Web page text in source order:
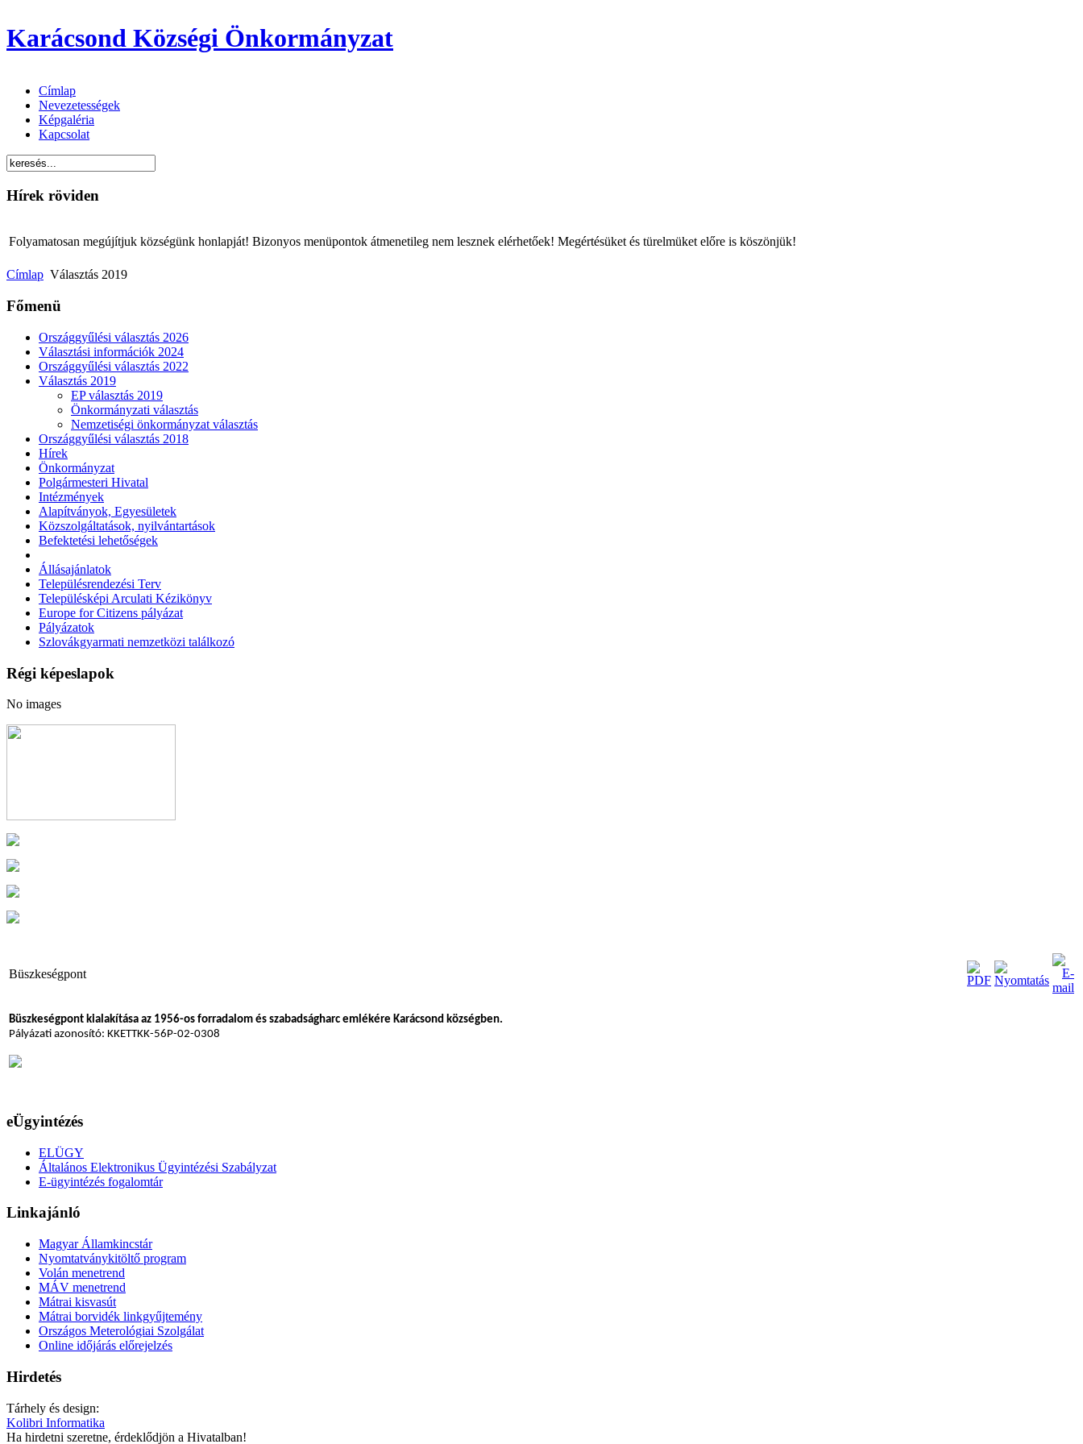
Karácsond Községi Önkormányzat
Címlap
Nevezetességek
Képgaléria
Kapcsolat
Hírek röviden
Folyamatosan megújítjuk községünk honlapját! Bizonyos menüpontok átmenetileg nem lesznek elérhetőek! Megértésüket és türelmüket előre is köszönjük!
Címlap Választás 2019
Főmenü
Országgyűlési választás 2026
Választási információk 2024
Országgyűlési választás 2022
Választás 2019
EP választás 2019
Önkormányzati választás
Nemzetiségi önkormányzat választás
Országgyűlési választás 2018
Hírek
Önkormányzat
Polgármesteri Hivatal
Intézmények
Alapítványok, Egyesületek
Közszolgáltatások, nyilvántartások
Befektetési lehetőségek
Állásajánlatok
Településrendezési Terv
Településképi Arculati Kézikönyv
Europe for Citizens pályázat
Pályázatok
Szlovákgyarmati nemzetközi találkozó
Régi képeslapok
No images
Büszkeségpont
Büszkeségpont kialakítása az 1956-os forradalom és szabadságharc emlékére Karácsond községben.
Pályázati azonosító: KKETTKK-56P-02-0308
eÜgyintézés
ELÜGY
Általános Elektronikus Ügyintézési Szabályzat
E-ügyintézés fogalomtár
Linkajánló
Magyar Államkincstár
Nyomtatványkitöltő program
Volán menetrend
MÁV menetrend
Mátrai kisvasút
Mátrai borvidék linkgyűjtemény
Országos Meterológiai Szolgálat
Online időjárás előrejelzés
Hirdetés
Tárhely és design:
Kolibri Informatika
Ha hirdetni szeretne, érdeklődjön a Hivatalban!